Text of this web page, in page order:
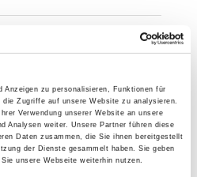
Anzeigen zu personalisieren, Funktionen für
Zugriffe auf unsere Website zu analysieren.
Verwendung unserer Website an unsere
Analysen weiter. Unsere Partner führen diese
Daten zusammen, die Sie ihnen bereitgestellt
der Dienste gesammelt haben. Sie geben
unsere Webseite weiterhin nutzen.
e.V.